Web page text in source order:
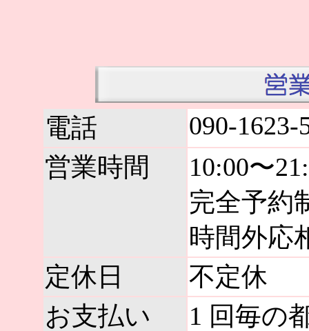
電話
090-1623-
営業時間
10:00〜
完全予約
時間外応
定休日
不定休
お支払い
1 回毎の